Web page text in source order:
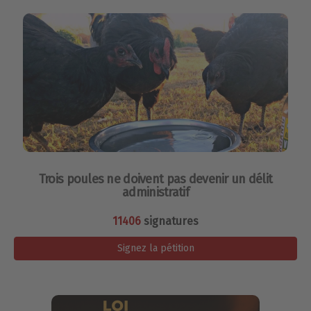
Trois poules ne doivent pas devenir un délit
administratif
11406 signatures
Signez la pétition